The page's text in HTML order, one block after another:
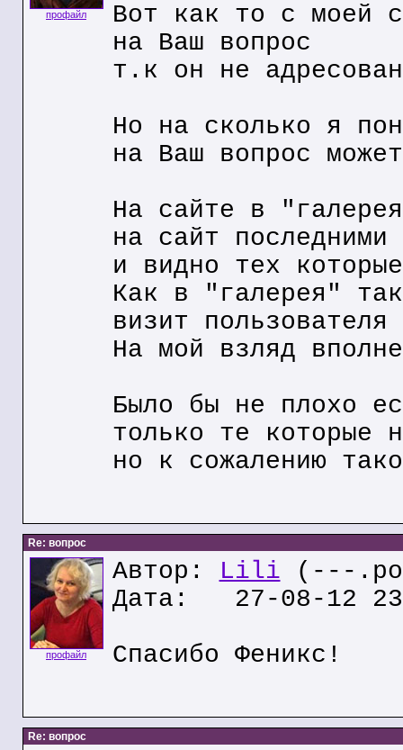
профайл
Вот как то с моей
на Ваш вопрос
т.к он не
Но на сколько я
на Ваш вопрос
На сайте в
на сайт последними
и видно тех
Как в "галерея"
визит пользователя
На мой взляд
Было бы не плохо
только те которые
но к сожалению
Re: вопрос
профайл
Автор: Lili (---
Дата: 27-08-12
Спасибо Феникс!
Re: вопрос